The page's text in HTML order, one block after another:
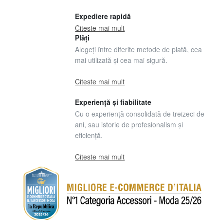
Expediere rapidă
Citeste mai mult
Plăți
Alegeți între diferite metode de plată, cea
mai utilizată și cea mai sigură.
Citeste mai mult
Experiență și fiabilitate
Cu o experiență consolidată de treizeci de
ani, sau istorie de profesionalism și
eficiență.
Citeste mai mult